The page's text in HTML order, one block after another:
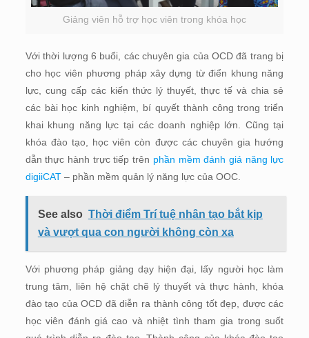
Giảng viên hỗ trợ học viên trong khóa học
Với thời lượng 6 buổi, các chuyên gia của OCD đã trang bị
cho học viên phương pháp xây dựng từ điển khung năng
lực, cung cấp các kiến thức lý thuyết, thực tế và chia sẻ
các bài học kinh nghiệm, bí quyết thành công trong triển
khai khung năng lực tại các doanh nghiệp lớn. Cũng tại
khóa đào tạo, học viên còn được các chuyên gia hướng
dẫn thực hành trực tiếp trên phần mềm đánh giá năng lực
digiiCAT– phần mềm quản lý năng lực của OOC.
See also Thời điểm Trí tuệ nhân tạo bắt kịp
và vượt qua con người không còn xa
Với phương pháp giảng dạy hiện đại, lấy người học làm
trung tâm, liên hệ chặt chẽ lý thuyết và thực hành, khóa
đào tạo của OCD đã diễn ra thành công tốt đẹp, được các
học viên đánh giá cao và nhiệt tình tham gia trong suốt